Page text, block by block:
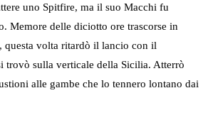
uno Spitfire, ma il suo Macchi fu
Memore delle diciotto ore trascorse in
questa volta ritardò il lancio con il
trovò sulla verticale della Sicilia. Atterrò
alle gambe che lo tennero lontano dai